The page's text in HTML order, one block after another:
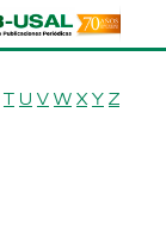
T U V W X Y Z